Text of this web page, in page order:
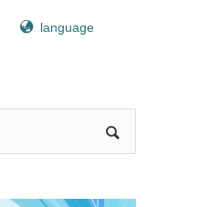
language